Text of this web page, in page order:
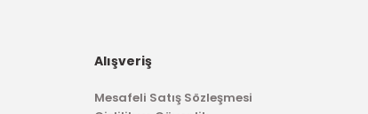
Alışveriş
Mesafeli Satış Sözleşmesi